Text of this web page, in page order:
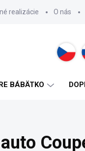
realizácie O nás
BÁBÄTKO